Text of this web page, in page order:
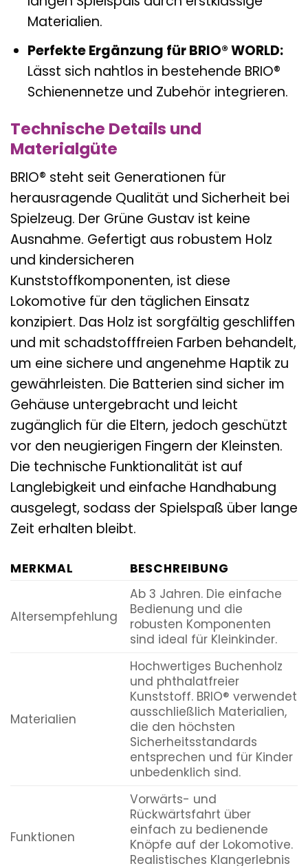
Materialien.
Perfekte Ergänzung für BRIO® WORLD:
Lässt sich nahtlos in bestehende BRIO®
Schienennetze und Zubehör integrieren.
Technische Details und
Materialgüte
BRIO® steht seit Generationen für
herausragende Qualität und Sicherheit bei
Spielzeug. Der Grüne Gustav ist keine
Ausnahme. Gefertigt aus robustem Holz
und kindersicheren
Kunststoffkomponenten, ist diese
Lokomotive für den täglichen Einsatz
konzipiert. Das Holz ist sorgfältig geschliffen
und mit schadstofffreien Farben behandelt,
um eine sichere und angenehme Haptik zu
gewährleisten. Die Batterien sind sicher im
Gehäuse untergebracht und leicht
zugänglich für die Eltern, jedoch geschützt
vor den neugierigen Fingern der Kleinsten.
Die technische Funktionalität ist auf
Langlebigkeit und einfache Handhabung
ausgelegt, sodass der Spielspaß über lange
Zeit erhalten bleibt.
MERKMAL BESCHREIBUNG
Altersempfehlung
Ab 3 Jahren. Die einfache
Bedienung und die
robusten Komponenten
sind ideal für Kleinkinder.
Materialien
Hochwertiges Buchenholz
und phthalatfreier
Kunststoff. BRIO® verwendet
ausschließlich Materialien,
die den höchsten
Sicherheitsstandards
entsprechen und für Kinder
unbedenklich sind.
Funktionen
Vorwärts- und
Rückwärtsfahrt über
einfach zu bedienende
Knöpfe auf der Lokomotive.
Realistisches Klangerlebnis